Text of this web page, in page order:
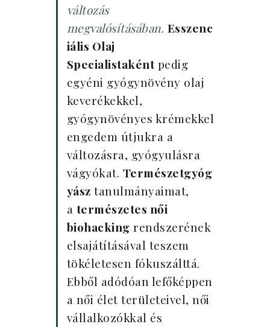
változás
megvalósításában. Esszenc
iális Olaj
Specialistakéntpedig
egyéni gyógynövény olaj
keverékekkel,
gyógynövényes krémekkel
engedem útjukra a
változásra, gyógyulásra
vágyókat. Természetgyóg
yász tanulmányaimat,
a természetes női
biohacking rendszerének
elsajátításával teszem
tökéletesen fókuszálttá.
Ebből adódóan lefőképpen
a női élet területeivel, női
vállalkozókkal és